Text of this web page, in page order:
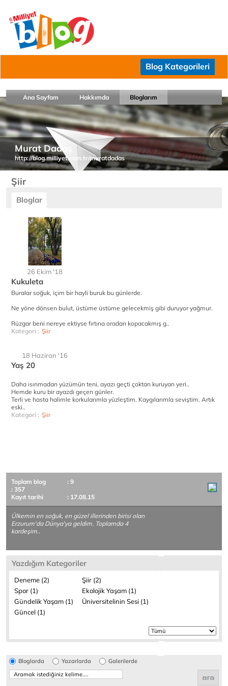
Blog Kategorileri
Ana Sayfam Hakkımda Bloglarım
Murat Dadaş
http://blog.milliyet.com.tr/muratdadas
Şiir
Bloglar
26 Ekim '18
Kukuleta
Buralar soğuk, içim bir hayli buruk bu günlerde.
Ne yöne dönsen bulut, üstüme üstüme gelecekmiş gibi duruyor yağmur.
Rüzgar beni nereye ektiyse fırtına oradan kopacakmış g..
Kategori : Şiir
18 Haziran '16
Yaş 20
Daha ısınmadan yüzümün teni, ayazı geçti çoktan kuruyan yeri..
Hemde kuru bir ayazdı geçen günler.
Terli ve hasta halimle korkularımla yüzleştim. Kaygılarımla seviştim. Artık
eski..
Kategori : Şiir
Toplam blog
: 9
: 357
Kayıt tarihi
: 17.08.15
Ülkemin en soğuk, en güzel illerinden birisi olan
Erzurum'da Dünya'ya geldim. Toplamda 4
kardeşim..
Yazdığım Kategoriler
Deneme (2)
Şiir (2)
Spor (1)
Ekolojik Yaşam (1)
Gündelik Yaşam (1)
Üniversitelinin Sesi (1)
Güncel (1)
Bloglarda Yazarlarda Galerilerde